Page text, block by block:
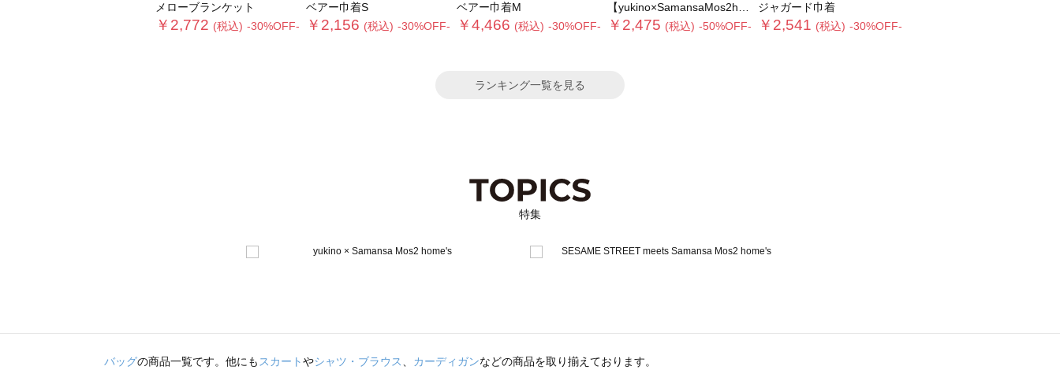
メローブランケット
￥2,772 (税込) -30%OFF-
ベアー巾着S
￥2,156 (税込) -30%OFF-
ベアー巾着M
￥4,466 (税込) -30%OFF-
【yukino×SamansaMos2home’s】ブローチ付バッグ
￥2,475 (税込) -50%OFF-
ジャガード巾着
￥2,541 (税込) -30%OFF-
ランキング一覧を見る
特集
バッグの商品一覧です。他にもスカートやシャツ・ブラウス、 カーディガンなどの商品を取り揃えております。